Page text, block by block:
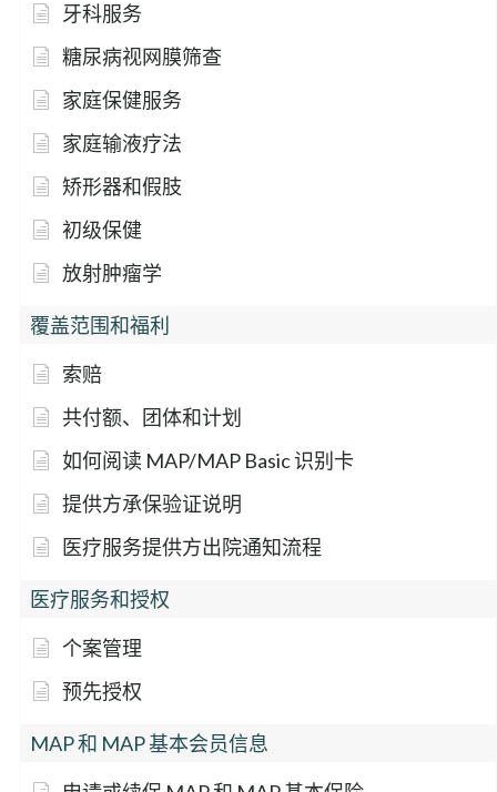
牙科服务
糖尿病视网膜筛查
家庭保健服务
家庭输液疗法
矫形器和假肢
初级保健
放射肿瘤学
覆盖范围和福利
索赔
共付额、团体和计划
如何阅读 MAP/MAP Basic 识别卡
提供方承保验证说明
医疗服务提供方出院通知流程
医疗服务和授权
个案管理
预先授权
MAP 和 MAP 基本会员信息